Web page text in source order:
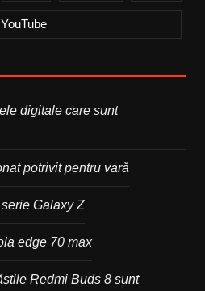
YouTube
digitale care sunt
potrivit pentru vară
Galaxy Z
edge 70 max
Redmi Buds 8 sunt